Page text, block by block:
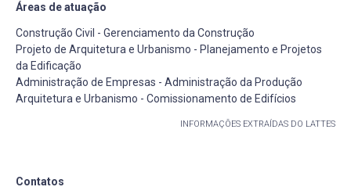
Áreas de atuação
Construção Civil - Gerenciamento da Construção
Projeto de Arquitetura e Urbanismo - Planejamento e Projetos
da Edificação
Administração de Empresas - Administração da Produção
Arquitetura e Urbanismo - Comissionamento de Edifícios
INFORMAÇÕES EXTRAÍDAS DO LATTES
Contatos